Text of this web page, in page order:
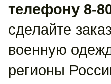
телефону 8-
сделайте
военную
регионы